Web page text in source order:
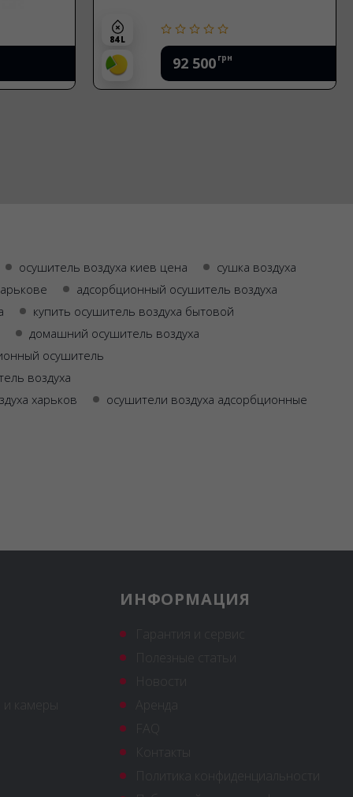
92 500 грн
84 L
осушитель воздуха киев цена
сушка воздуха
адсорбционный осушитель воздуха
купить осушитель воздуха бытовой
домашний осушитель воздуха
осушитель
воздуха
харьков
осушители воздуха адсорбционные
ИНФОРМАЦИЯ